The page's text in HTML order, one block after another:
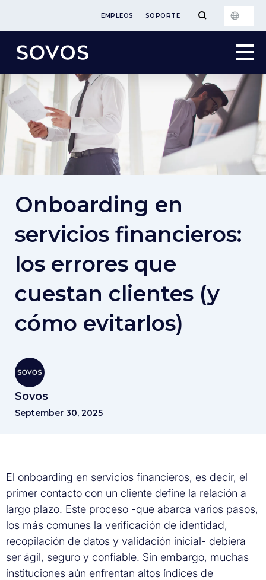
EMPLEOS SOPORTE
Onboarding en
servicios financieros:
los errores que
cuestan clientes (y
cómo evitarlos)
Sovos
September 30, 2025
El onboarding en servicios financieros, es decir, el
primer contacto con un cliente define la relación a
largo plazo. Este proceso -que abarca varios pasos,
los más comunes la verificación de identidad,
recopilación de datos y validación inicial- debiera
ser ágil, seguro y confiable. Sin embargo, muchas
instituciones aún enfrentan altos índices de